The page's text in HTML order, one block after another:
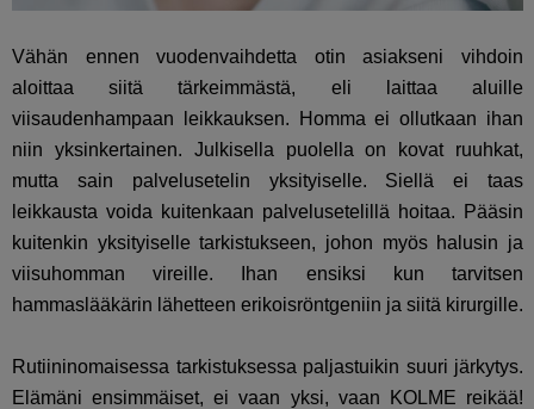
Vähän ennen vuodenvaihdetta otin asiakseni vihdoin
aloittaa siitä tärkeimmästä, eli laittaa aluille
viisaudenhampaan leikkauksen. Homma ei ollutkaan ihan
niin yksinkertainen. Julkisella puolella on kovat ruuhkat,
mutta sain palvelusetelin yksityiselle. Siellä ei taas
leikkausta voida kuitenkaan palvelusetelillä hoitaa. Pääsin
kuitenkin yksityiselle tarkistukseen, johon myös halusin ja
viisuhomman vireille. Ihan ensiksi kun tarvitsen
hammaslääkärin lähetteen erikoisröntgeniin ja siitä kirurgille.
Rutiininomaisessa tarkistuksessa paljastuikin suuri järkytys.
Elämäni ensimmäiset, ei vaan yksi, vaan KOLME reikää!